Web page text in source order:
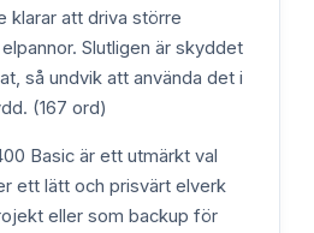
klarar att driva större
Slutligen är skyddet
så undvik att använda det i
(167 ord)
Basic är ett utmärkt val
ett lätt och prisvärt elverk
eller som backup för